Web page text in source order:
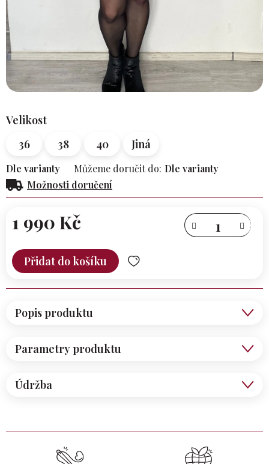
Velikost
36
38 40 Jiná
Dle varianty Můžeme doručit do: Dle varianty
Možnosti doručení
1 990 Kč
cena:
Přidat do košíku
Údržba
Parametry produktu
Popis produktu